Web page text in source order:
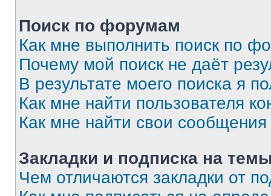
Поиск по форумам
Как мне выполнить поиск по
Почему мой поиск не даёт
В результате моего поиска я
Как мне найти пользователя
Как мне найти свои
Закладки и подписка на
Чем отличаются закладки от